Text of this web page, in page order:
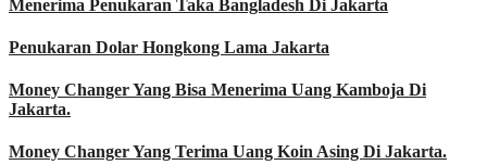
Menerima Penukaran Taka Bangladesh Di Jakarta
Penukaran Dolar Hongkong Lama Jakarta
Money Changer Yang Bisa Menerima Uang Kamboja Di
Jakarta.
Money Changer Yang Terima Uang Koin Asing Di Jakarta.